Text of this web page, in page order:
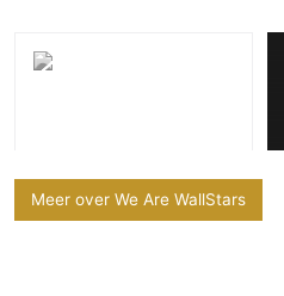
Meer over We Are WallStars